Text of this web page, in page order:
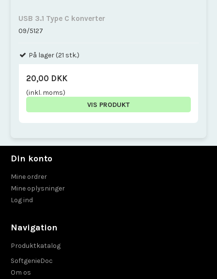
USB 3.1 Type C konverter
09/5127
På lager (21 stk.)
20,00 DKK
(inkl. moms)
VIS PRODUKT
Din konto
Mine ordrer
Mine oplysninger
Log ind
Navigation
Produktkatalog
SoftgenieDoc
Om os